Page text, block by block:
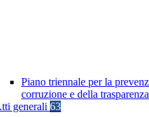
Piano triennale per la
corruzione e della
generali 63